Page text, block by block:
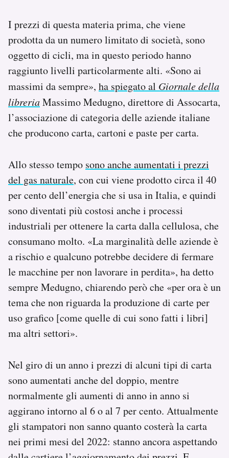
I prezzi di questa materia prima, che viene
prodotta da un numero limitato di società, sono
oggetto di cicli, ma in questo periodo hanno
raggiunto livelli particolarmente alti. «Sono ai
massimi da sempre», ha spiegato al Giornale della
libreriaMassimo Medugno, direttore di Assocarta,
l’associazione di categoria delle aziende italiane
che producono carta, cartoni e paste per carta.
Allo stesso tempo sono anche aumentati i prezzi
del gas naturale, con cui viene prodotto circa il 40
per cento dell’energia che si usa in Italia, e quindi
sono diventati più costosi anche i processi
industriali per ottenere la carta dalla cellulosa, che
consumano molto. «La marginalità delle aziende è
a rischio e qualcuno potrebbe decidere di fermare
le macchine per non lavorare in perdita», ha detto
sempre Medugno, chiarendo però che «per ora è un
tema che non riguarda la produzione di carte per
uso grafico [come quelle di cui sono fatti i libri]
ma altri settori».
Nel giro di un anno i prezzi di alcuni tipi di carta
sono aumentati anche del doppio, mentre
normalmente gli aumenti di anno in anno si
aggirano intorno al 6 o al 7 per cento. Attualmente
gli stampatori non sanno quanto costerà la carta
nei primi mesi del 2022: stanno ancora aspettando